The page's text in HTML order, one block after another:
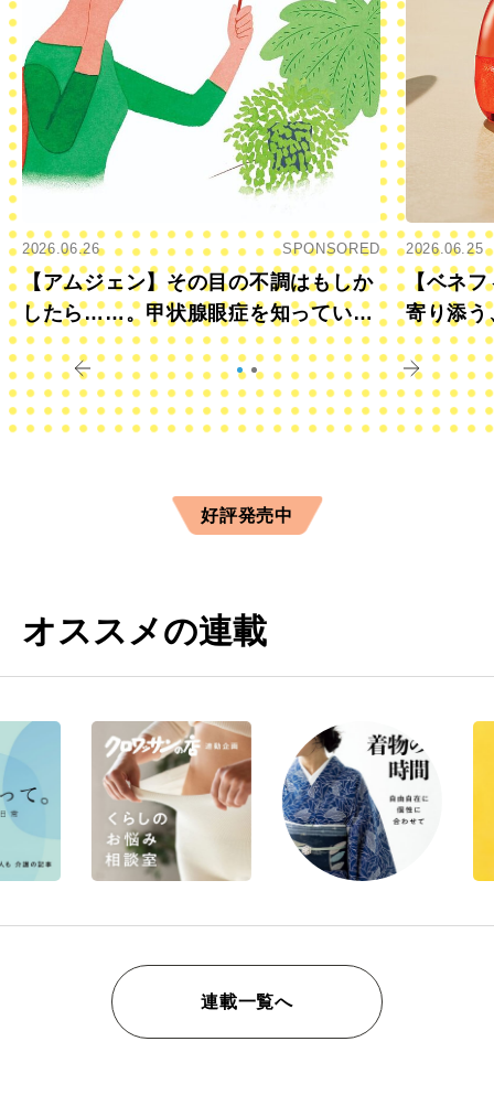
2026.06.26 SPONSORED
【アムジェン】その目の不調はもしか
したら……。甲状腺眼症を知っていま
すか？
2026.06.25
【ベネフ
寄り添う
きに
好評発売中
オススメの連載
連載一覧へ